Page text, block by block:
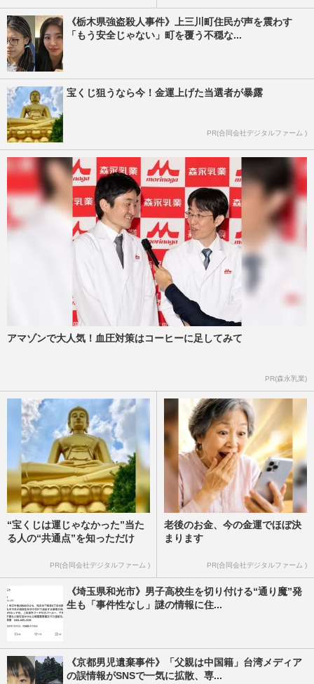
《栃木県強盗殺人事件》上三川町住民が声を震わす
「もう安全じゃない」町を覆う不穏な...
宝くじ狙うなら今！金運上げた当選者が暴露
PR(合同会社デジタルファーム )
アマゾンで大人気！血圧対策はコーヒーに足してみて
PR(森永乳業)
“宝くじは運じゃなかった”当た
る人の“共通点”を知っただけ
PR(合同会社デジタルファーム )
老後のお金、今の金運でほぼ決
まります
PR(合同会社デジタルファーム )
《埼玉県和光市》男子高校生を切り付ける“通り魔”発
生も「事件性なし」謎の情報に住...
《京都男児遺棄事件》「父親は中国籍」台湾メディア
の誤情報がSNSで一気に拡散、専...